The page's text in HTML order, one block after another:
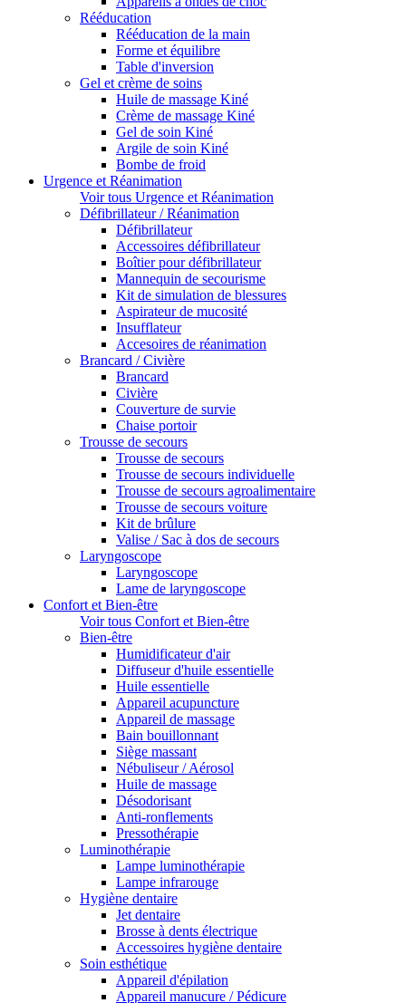
Rééducation
Rééducation de la main
Forme et équilibre
Table d'inversion
Gel et crème de soins
Huile de massage Kiné
Crème de massage Kiné
Gel de soin Kiné
Argile de soin Kiné
Bombe de froid
Urgence et Réanimation
Voir tous Urgence et Réanimation
Défibrillateur / Réanimation
Défibrillateur
Accessoires défibrillateur
Boîtier pour défibrillateur
Mannequin de secourisme
Kit de simulation de blessures
Aspirateur de mucosité
Insufflateur
Accesoires de réanimation
Brancard / Civière
Brancard
Civière
Couverture de survie
Chaise portoir
Trousse de secours
Trousse de secours
Trousse de secours individuelle
Trousse de secours agroalimentaire
Trousse de secours voiture
Kit de brûlure
Valise / Sac à dos de secours
Laryngoscope
Laryngoscope
Lame de laryngoscope
Confort et Bien-être
Voir tous Confort et Bien-être
Bien-être
Humidificateur d'air
Diffuseur d'huile essentielle
Huile essentielle
Appareil acupuncture
Appareil de massage
Bain bouillonnant
Siège massant
Nébuliseur / Aérosol
Huile de massage
Désodorisant
Anti-ronflements
Pressothérapie
Luminothérapie
Lampe luminothérapie
Lampe infrarouge
Hygiène dentaire
Jet dentaire
Brosse à dents électrique
Accessoires hygiène dentaire
Soin esthétique
Appareil d'épilation
Appareil manucure / Pédicure